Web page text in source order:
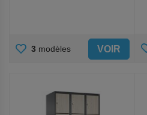
AJOUTER
FAVORIS
3 modèles VOIR